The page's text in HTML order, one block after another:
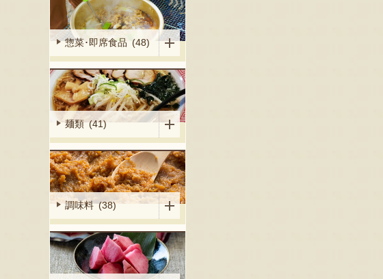
惣菜･即席食品 (48)
麺類 (41)
調味料 (38)